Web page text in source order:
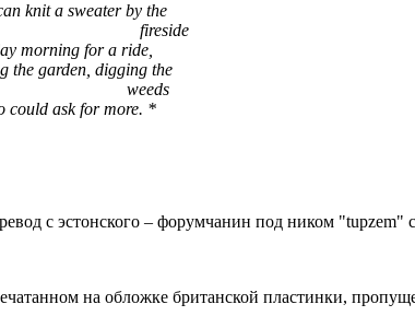
knit a sweater by the
morning for a ride,
the garden, digging the
could ask for more. *
с эстонского – форумчанин под ником "tupzem" с
на обложке британской пластинки,